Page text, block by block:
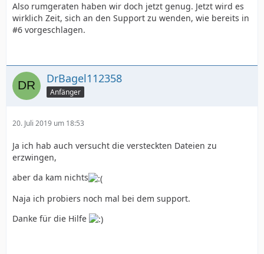
Also rumgeraten haben wir doch jetzt genug. Jetzt wird es
wirklich Zeit, sich an den Support zu wenden, wie bereits in
#6 vorgeschlagen.
DrBagel112358
Anfänger
20. Juli 2019 um 18:53
Ja ich hab auch versucht die versteckten Dateien zu
erzwingen,
aber da kam nichts
Naja ich probiers noch mal bei dem support.
Danke für die Hilfe